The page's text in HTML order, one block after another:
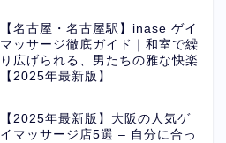
【名古屋・名古屋駅】inase ゲイ
マッサージ徹底ガイド｜和室で繰
り広げられる、男たちの雅な快楽
【2025年最新版】
【2025年最新版】大阪の人気ゲ
イマッサージ店5選 – 自分に合っ